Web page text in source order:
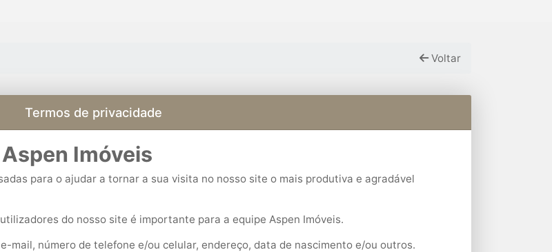
Voltar
Termos de privacidade
Aspen Imóveis
para o ajudar a tornar a sua visita no nosso site o mais produtiva e agradável
do nosso site é importante para a equipe Aspen Imóveis.
mail, número de telefone e/ou celular, endereço, data de nascimento e/ou outros.